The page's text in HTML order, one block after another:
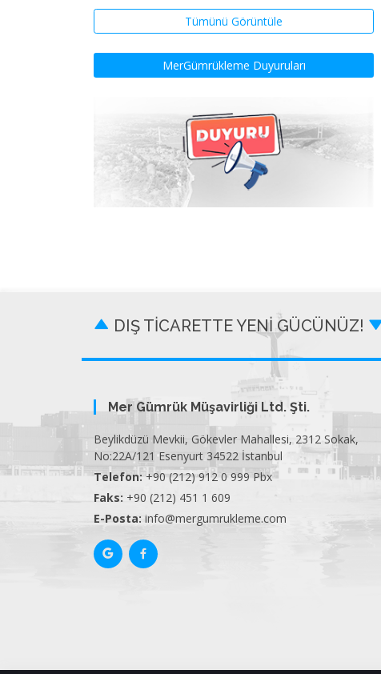
Tümünü Görüntüle
MerGümrükleme Duyuruları
DIŞ TİCARETTE YENİ GÜCÜNÜZ!
Mer Gümrük Müşavirliği Ltd. Şti.
Beylikdüzü Mevkii, Gökevler Mahallesi, 2312 Sokak,
No:22A/121 Esenyurt 34522 İstanbul
Telefon: +90 (212) 912 0 999 Pbx
Faks: +90 (212) 451 1 609
E-Posta: info@mergumrukleme.com